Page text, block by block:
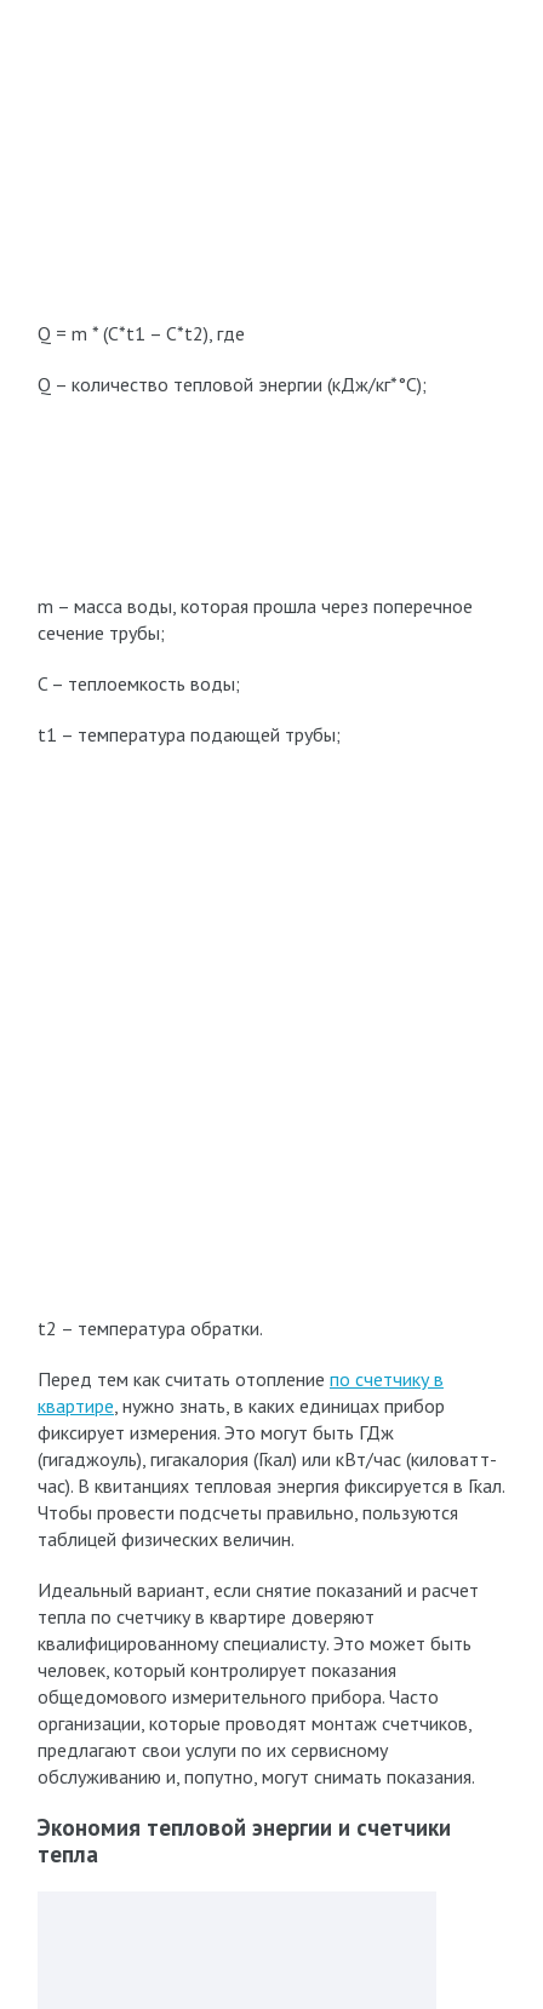
Q = m * (C*t1 – C*t2), где
Q – количество тепловой энергии (кДж/кг*°C);
m – масса воды, которая прошла через поперечное
сечение трубы;
C – теплоемкость воды;
t1 – температура подающей трубы;
t2 – температура обратки.
Перед тем как считать отопление по счетчику в
квартире, нужно знать, в каких единицах прибор
фиксирует измерения. Это могут быть ГДж
(гигаджоуль), гигакалория (Гкал) или кВт/час (киловатт-
час). В квитанциях тепловая энергия фиксируется в Гкал.
Чтобы провести подсчеты правильно, пользуются
таблицей физических величин.
Идеальный вариант, если снятие показаний и расчет
тепла по счетчику в квартире доверяют
квалифицированному специалисту. Это может быть
человек, который контролирует показания
общедомового измерительного прибора. Часто
организации, которые проводят монтаж счетчиков,
предлагают свои услуги по их сервисному
обслуживанию и, попутно, могут снимать показания.
Экономия тепловой энергии и счетчики
тепла